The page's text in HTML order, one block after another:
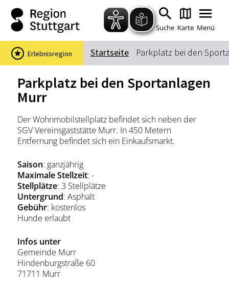
Zum Hauptinhalt springen
Zur Suche springen
Zur Hauptnavigation
Zum Footer springen
Suche Karte Menü
Suchbegriff
Stadtführungen
Events & Tickets
Ausflugsziele
Erlebnisse
Wein
Wandern
Startseite Parkplatz bei den
Erlebnisregion
Parkplatz bei den Sportanlagen
Murr
Der Wohnmobilstellplatz befindet sich neben der
SGV Vereinsgaststätte Murr. In 450 Metern
Entfernung befindet sich ein Einkaufsmarkt.
Saison: ganzjährig
Maximale Stellzeit: -
Stellplätze: 3 Stellplätze
Untergrund: Asphalt
Gebühr: kostenlos
Hunde erlaubt
Infos unter
Gemeinde Murr
Hindenburgstraße 60
71711 Murr